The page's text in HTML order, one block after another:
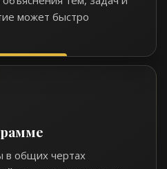
может быстро
в общих чертах